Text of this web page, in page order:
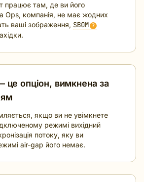
працює там, де ви його
Ops, компанія, не має жодних
ваші зображення, SBOM ?
це опціон, вимкнена за
якщо ви не увімкнете
режимі вихідний
потоку, яку ви
air-gap його немає.